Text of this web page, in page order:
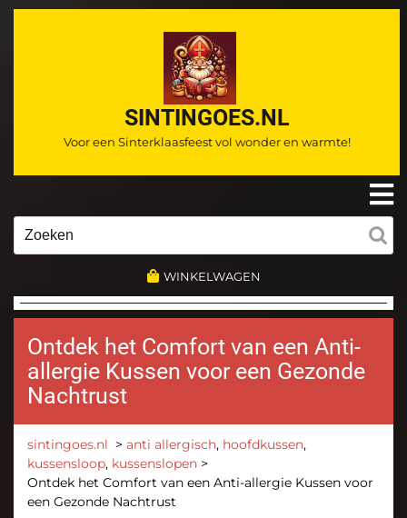
Ga
SINTINGOES.NL
Voor een Sinterklaasfeest vol wonder en warmte!
WINKELWAGEN
Ontdek het Comfort van een Anti-
allergie Kussen voor een Gezonde
Nachtrust
sintingoes.nl > anti allergisch, hoofdkussen,
kussensloop, kussenslopen >
Ontdek het Comfort van een Anti-allergie Kussen voor
een Gezonde Nachtrust